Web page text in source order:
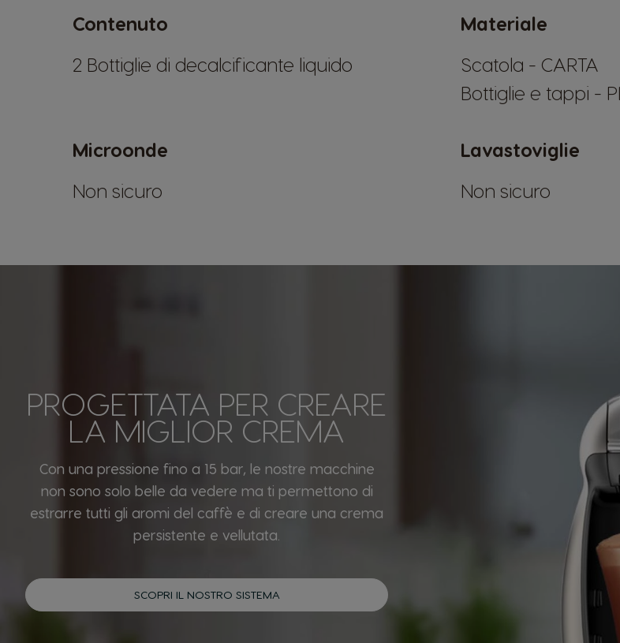
Contenuto
2 Bottiglie di decalcificante liquido
Materiale
Scatola - CARTA
Bottiglie e tappi -
Microonde
Non sicuro
Lavastoviglie
Non sicuro
PROGETTATA PER CREARE
LA MIGLIOR CREMA
Con una pressione fino a 15 bar, le nostre macchine
non sono solo belle da vedere ma ti permettono di
estrarre tutti gli aromi del caffè e di creare una crema
persistente e vellutata.
SCOPRI IL NOSTRO SISTEMA